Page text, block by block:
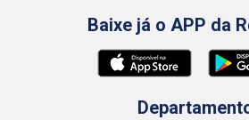
Baixe já o APP da